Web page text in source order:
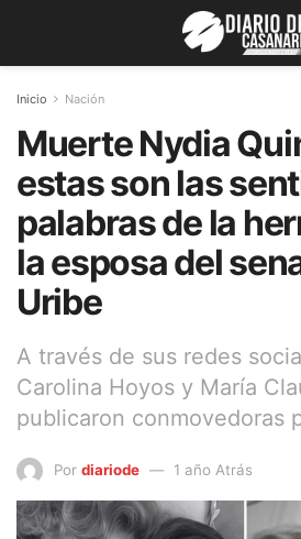
Inicio Nación
Muerte Nydia
estas son las
palabras de la
la esposa del
Uribe
A través de sus redes
Carolina Hoyos y María
publicaron conmovedoras
Por diariode 1 año Atrás